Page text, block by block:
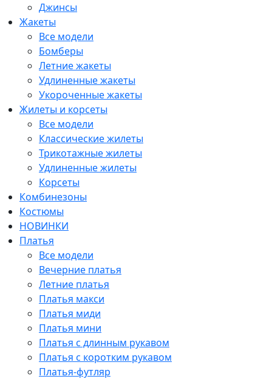
Джинсы
Жакеты
Все модели
Бомберы
Летние жакеты
Удлиненные жакеты
Укороченные жакеты
Жилеты и корсеты
Все модели
Классические жилеты
Трикотажные жилеты
Удлиненные жилеты
Корсеты
Комбинезоны
Костюмы
НОВИНКИ
Платья
Все модели
Вечерние платья
Летние платья
Платья макси
Платья миди
Платья мини
Платья с длинным рукавом
Платья с коротким рукавом
Платья-футляр